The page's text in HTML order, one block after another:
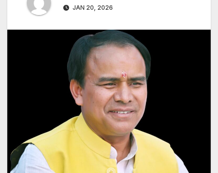
JAN 20, 2026